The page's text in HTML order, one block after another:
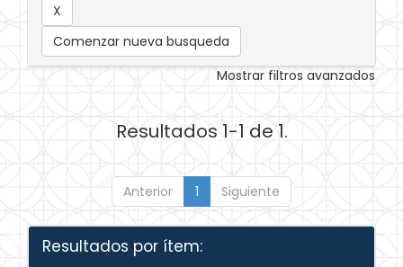
Comenzar nueva busqueda
Mostrar filtros avanzados
Resultados 1-1 de 1.
Anterior 1 Siguiente
Resultados por ítem: